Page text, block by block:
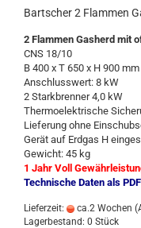
Bartscher 2 Flammen
2 Flammen Gasherd mit
CNS 18/10
B 400 x T 650 x H 900 mm
Anschlusswert: 8 kW
2 Starkbrenner 4,0 kW
Thermoelektrische
Lieferung ohne
Gerät auf Erdgas H
Gewicht: 45 kg
1 Jahr Voll
Technische Daten als PDF
Lieferzeit: ca.2 Wochen
Lagerbestand: 0 Stück